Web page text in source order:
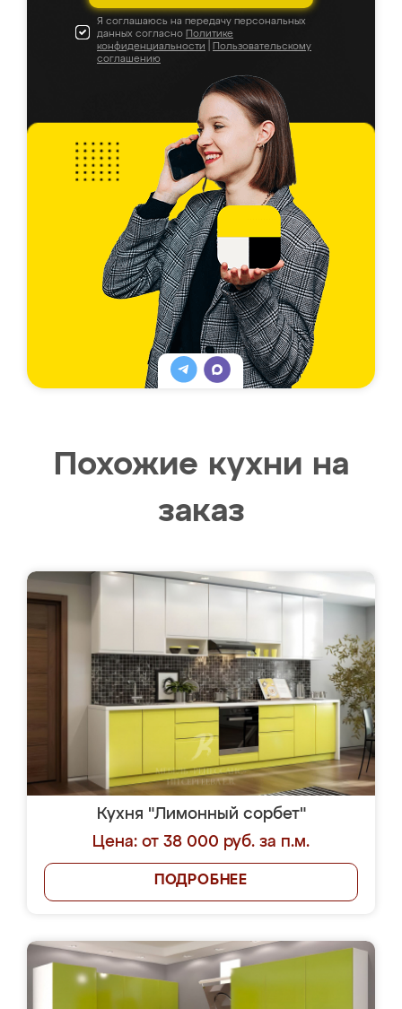
Я соглашаюсь на передачу персональных
данных согласно Политике
конфиденциальности
Пользовательскому
соглашению
Похожие кухни на
заказ
Кухня "Лимонный сорбет"
Цена: от 38 000 руб. за п.м.
ПОДРОБНЕЕ